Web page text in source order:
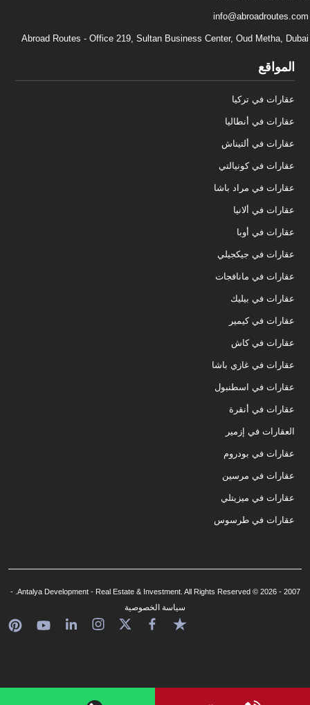
info@abroadroutes.com
Abroad Routes - Office 219, Sultan Business Center, Oud Metha, Dubai
المواقع
عقارات في تركيا
عقارات في أنطاليا
عقارات في ألتيناش
عقارات في كونيالتي
عقارات في مراد باشا
عقارات في ألانيا
عقارات في أوبا
عقارات في جيكجيلي
عقارات في مانافجات
عقارات في بيليك
عقارات في كيمير
عقارات في كاش
عقارات في غازي باشا
عقارات في اسطنبول
عقارات في أنقرة
العقارات في إزمير
عقارات في بودروم
عقارات في مرسين
عقارات في ميزيتلي
عقارات في طرسوس
2007 - 2026 © Antalya Development - Real Estate & Investment. All Rights Reserved. -
سياسة الخصوصية